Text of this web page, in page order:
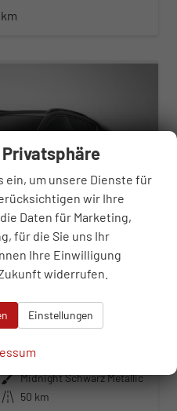
Neuwagen
Getriebe Schaltgetriebe
Außenfarbe Midnight Schwarz Metallic
Kilometerstand 50 km
ein, um unsere Dienste für
wir Ihre
Daten für Marketing,
für die Sie uns Ihr
Ihre Einwilligung
widerrufen.
Einstellungen